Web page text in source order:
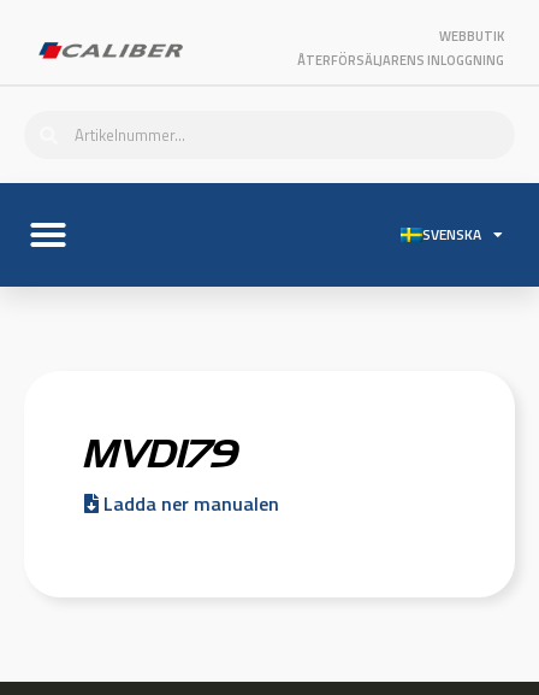
WEBBUTIK
ÅTERFÖRSÄLJARENS INLOGGNING
SVENSKA
MVD179
Ladda ner manualen